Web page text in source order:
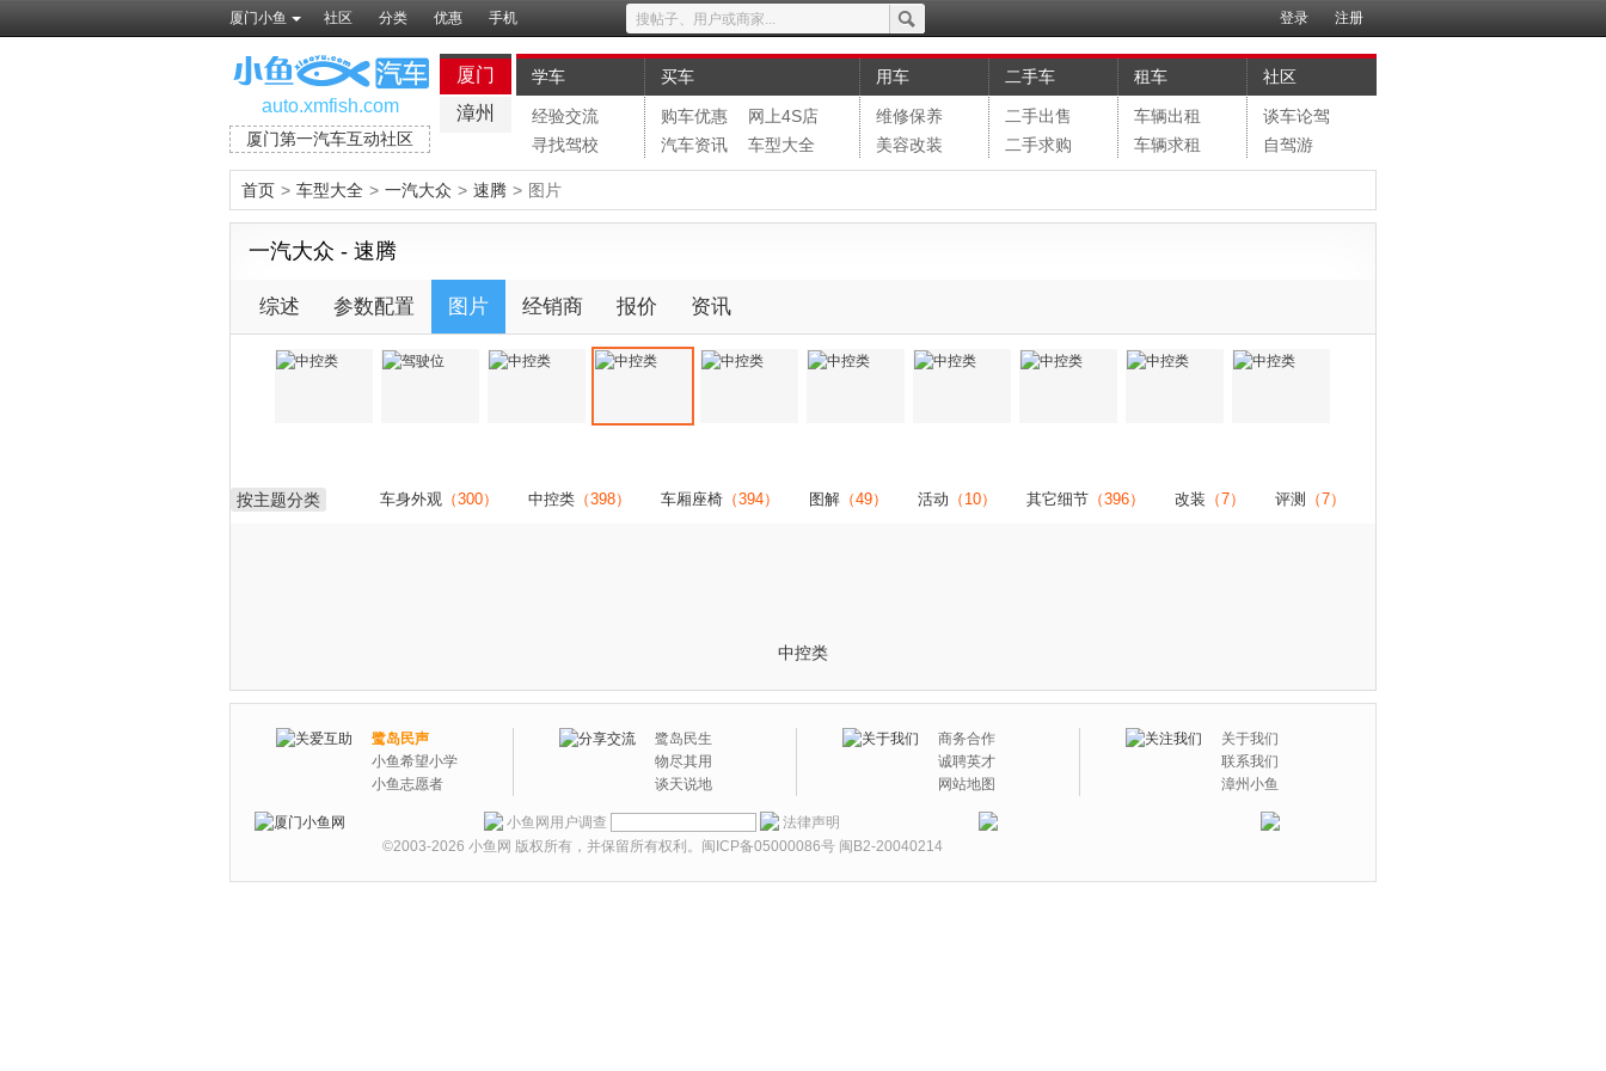
厦门小鱼 社区 分类 优惠 手机 登录 注册
auto.xmfish.com
厦门第一汽车互动社区
厦门
漳州
学车
经验交流
寻找驾校
买车
购车优惠
网上4S店
汽车资讯
车型大全
用车
维修保养
美容改装
二手车
二手出售
二手求购
租车
车辆出租
车辆求租
社区
谈车论驾
自驾游
首页 > 车型大全 > 一汽大众 > 速腾 > 图片
一汽大众 - 速腾
综述 参数配置 图片 经销商 报价 资讯
按主题分类 车身外观 （300） 中控类 （398） 车厢座椅 （394） 图解 （49） 活动 （10） 其它细节 （396） 改装 （7） 评测 （7）
中控类
鹭岛民声
小鱼希望小学
小鱼志愿者
鹭岛民生
物尽其用
谈天说地
商务合作
诚聘英才
网站地图
关于我们
联系我们
漳州小鱼
小鱼网用户调查
法律声明
©2003-2026 小鱼网 版权所有，并保留所有权利。 闽ICP备05000086号 闽B2-20040214